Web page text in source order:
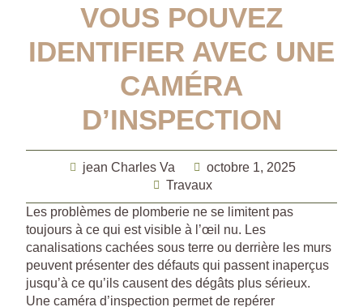
VOUS POUVEZ
IDENTIFIER AVEC UNE
CAMÉRA
D’INSPECTION
jean Charles Va
octobre 1, 2025
Travaux
Les problèmes de plomberie ne se limitent pas
toujours à ce qui est visible à l’œil nu. Les
canalisations cachées sous terre ou derrière les murs
peuvent présenter des défauts qui passent inaperçus
jusqu’à ce qu’ils causent des dégâts plus sérieux.
Une caméra d’inspection permet de repérer